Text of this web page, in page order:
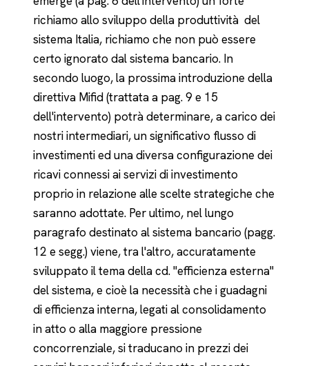
richiamo allo sviluppo della produttività del
sistema Italia, richiamo che non può essere
certo ignorato dal sistema bancario. In
secondo luogo, la prossima introduzione della
direttiva Mifid (trattata a pag. 9 e 15
dell'intervento) potrà determinare, a carico dei
nostri intermediari, un significativo flusso di
investimenti ed una diversa configurazione dei
ricavi connessi ai servizi di investimento
proprio in relazione alle scelte strategiche che
saranno adottate. Per ultimo, nel lungo
paragrafo destinato al sistema bancario (pagg.
12 e segg.) viene, tra l'altro, accuratamente
sviluppato il tema della cd. "efficienza esterna"
del sistema, e cioè la necessità che i guadagni
di efficienza interna, legati al consolidamento
in atto o alla maggiore pressione
concorrenziale, si traducano in prezzi dei